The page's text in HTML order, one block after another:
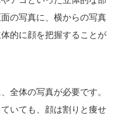
の写真に、横からの写真
的に顔を把握することが
全体の写真が必要です。
いても、顔は割りと痩せ